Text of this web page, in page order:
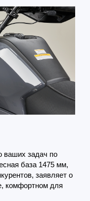
ваших задач по
база 1475 мм,
заявляет о
комфортном для